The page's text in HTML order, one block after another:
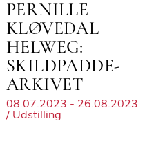
PERNILLE
KLØVEDAL
HELWEG:
SKILDPADDE-
ARKIVET
08.07.2023 - 26.08.2023
/ Udstilling